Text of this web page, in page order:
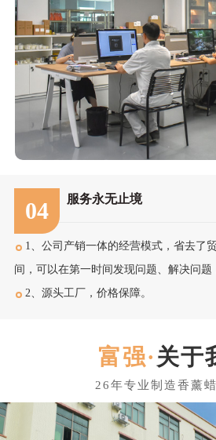
依托香港自由贸易区，靠近深圳口岸，
飞，为货物合理定制运输方案。
服务永无止境
1、公司产销一体的经营模式，省去了